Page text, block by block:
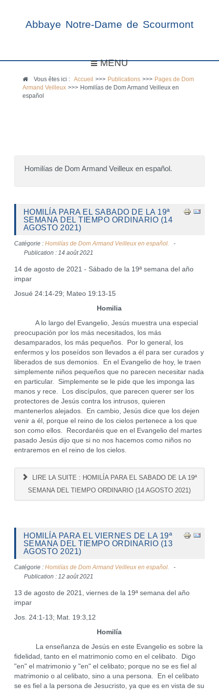
Abbaye Notre-Dame de Scourmont
MENU
Vous êtes ici :Accueil >>> Publications >>> Pages de Dom
Armand Veilleux >>> Homilías de Dom Armand Veilleux en
español
Homilías de Dom Armand Veilleux en español.
HOMILÍA PARA EL SABADO DE LA 19ª
SEMANA DEL TIEMPO ORDINARIO (14
AGOSTO 2021)
Catégorie : Homilías de Dom Armand Veilleux en español.
Publication : 14 août 2021
14 de agosto de 2021 - Sábado de la 19ª semana del año
impar
Josué 24:14-29; Mateo 19:13-15
Homilia
A lo largo del Evangelio, Jesús muestra una especial
preocupación por los más necesitados, los más
desamparados, los más pequeños. Por lo general, los
enfermos y los poseídos son llevados a él para ser curados y
liberados de sus demonios. En el Evangelio de hoy, le traen
simplemente niños pequeños que no parecen necesitar nada
en particular. Simplemente se le pide que les imponga las
manos y rece. Los discípulos, que parecen querer ser los
protectores de Jesús contra los intrusos, quieren
mantenerlos alejados. En cambio, Jesús dice que los dejen
venir a él, porque el reino de los cielos pertenece a los que
son como ellos. Recordaréis que en el Evangelio del martes
pasado Jesús dijo que si no nos hacemos como niños no
entraremos en el reino de los cielos.
LIRE LA SUITE : HOMILÍA PARA EL SABADO DE LA 19ª
SEMANA DEL TIEMPO ORDINARIO (14 AGOSTO 2021)
HOMILÍA PARA EL VIERNES DE LA 19ª
SEMANA DEL TIEMPO ORDINARIO (13
AGOSTO 2021)
Catégorie : Homilías de Dom Armand Veilleux en español.
Publication : 12 août 2021
13 de agosto de 2021, viernes de la 19ª semana del año
impar
Jos. 24:1-13; Mat. 19:3,12
Homilía
La enseñanza de Jesús en este Evangelio es sobre la
fidelidad, tanto en el matrimonio como en el celibato. Digo
"en" el matrimonio y "en" el celibato; porque no se es fiel al
matrimonio o al celibato, sino a una persona. En el celibato
se es fiel a la persona de Jesucristo, ya que es en vista de su